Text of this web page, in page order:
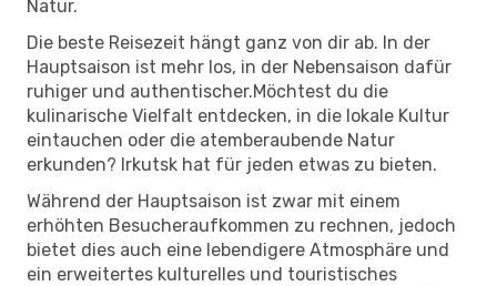
Natur.
Die beste Reisezeit hängt ganz von dir ab. In der
Hauptsaison ist mehr los, in der Nebensaison dafür
ruhiger und authentischer.Möchtest du die
kulinarische Vielfalt entdecken, in die lokale Kultur
eintauchen oder die atemberaubende Natur
erkunden? Irkutsk hat für jeden etwas zu bieten.
Während der Hauptsaison ist zwar mit einem
erhöhten Besucheraufkommen zu rechnen, jedoch
bietet dies auch eine lebendigere Atmosphäre und
ein erweitertes kulturelles und touristisches